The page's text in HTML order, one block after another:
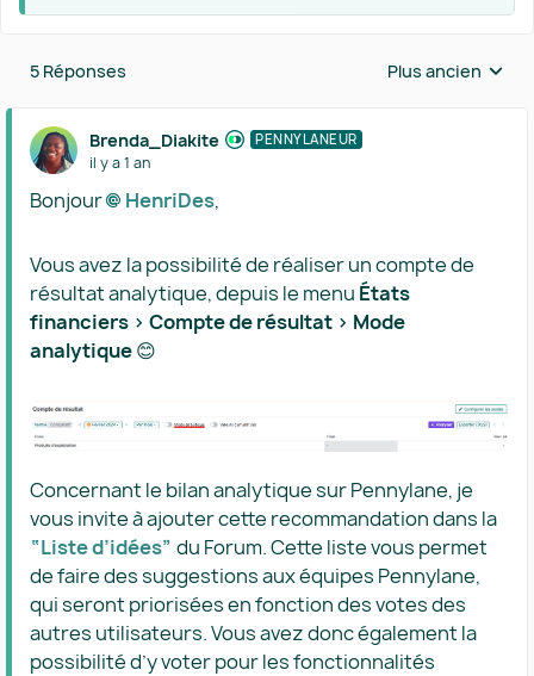
5 Réponses Réponses triées
Plus ancien
Brenda_Diakite PENNYLANEUR
il y a 1 an
Bonjour HenriDes​,
Vous avez la possibilité de réaliser un compte de
résultat analytique, depuis le menu États
financiers > Compte de résultat > Mode
analytique😊
Concernant le bilan analytique sur Pennylane, je
vous invite à ajouter cette recommandation dans la
“Liste d’idées” du Forum. Cette liste vous permet
de faire des suggestions aux équipes Pennylane,
qui seront priorisées en fonction des votes des
autres utilisateurs. Vous avez donc également la
possibilité d’y voter pour les fonctionnalités